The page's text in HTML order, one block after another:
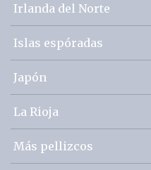
Irlanda del Norte
Islas espóradas
Japón
La Rioja
Más pellizcos